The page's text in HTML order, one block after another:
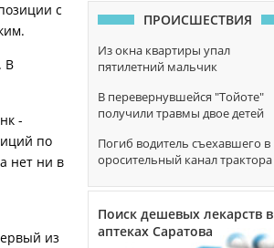
с
В
-
по
нет ни в
из
ПРОИСШЕСТВИЯ
Из окна квартиры упал
пятилетний мальчик
В перевернувшейся "Тойоте"
получили травмы двое детей
Погиб водитель съехавшего в
оросительный канал трактора
Поиск дешевых лекарств в
аптеках Саратова